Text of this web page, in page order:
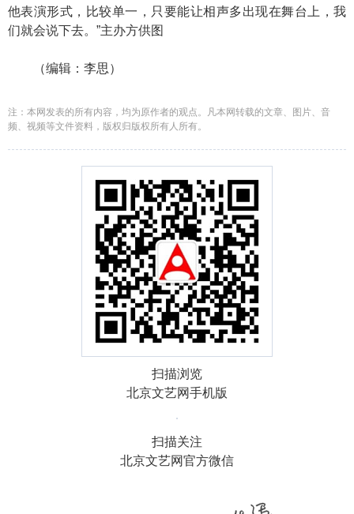
他表演形式，比较单一，只要能让相声多出现在舞台上，我
们就会说下去。”主办方供图
（编辑：李思）
注：本网发表的所有内容，均为原作者的观点。凡本网转载的文章、图片、音
频、视频等文件资料，版权归版权所有人所有。
扫描浏览
北京文艺网手机版
扫描关注
北京文艺网官方微信